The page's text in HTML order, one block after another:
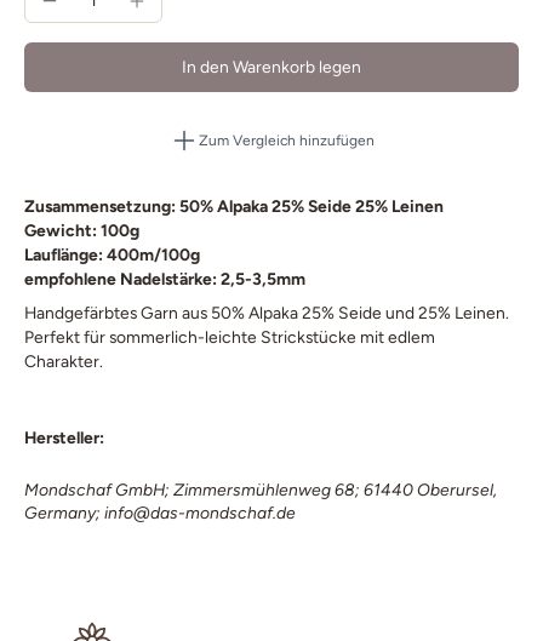
In den Warenkorb legen
Zum Vergleich hinzufügen
Zusammensetzung: 50% Alpaka 25% Seide 25% Leinen
Gewicht: 100g
Lauflänge: 400m/100g
empfohlene Nadelstärke: 2,5-3,5mm
Handgefärbtes Garn aus 50% Alpaka 25% Seide und 25% Leinen.
Perfekt für sommerlich-leichte Strickstücke mit edlem
Charakter.
Hersteller:
Mondschaf GmbH; Zimmersmühlenweg 68; 61440 Oberursel,
Germany; info@das-mondschaf.de